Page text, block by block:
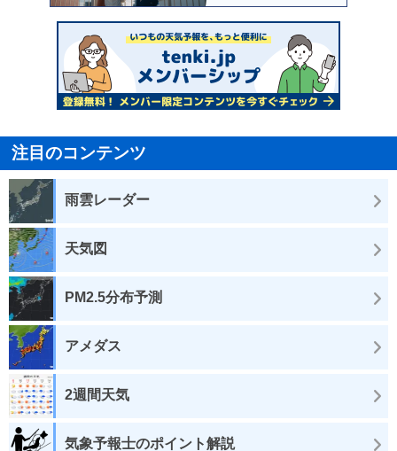
注目のコンテンツ
雨雲レーダー
天気図
PM2.5分布予測
アメダス
2週間天気
気象予報士のポイント解説